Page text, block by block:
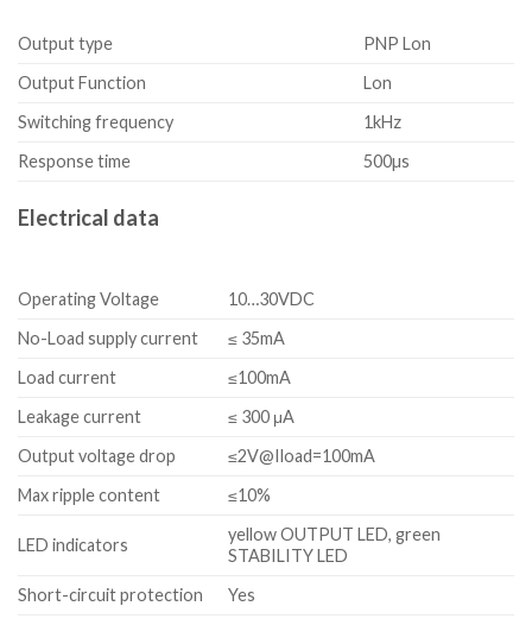
Output type
PNP Lon
Output Function
Lon
Switching frequency
1kHz
Response time
500µs
Electrical data
Operating Voltage
10…30VDC
No-Load supply current
≤ 35mA
Load current
≤100mA
Leakage current
≤ 300 μA
Output voltage drop
≤2V@Iload=100mA
Max ripple content
≤10%
LED indicators
yellow OUTPUT LED, green
STABILITY LED
Short-circuit protection
Yes